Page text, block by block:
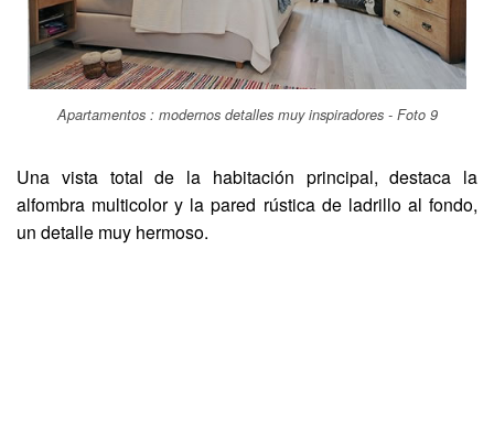
Apartamentos : modernos detalles muy inspiradores - Foto 9
Una vista total de la habitación principal, destaca la
alfombra multicolor y la pared rústica de ladrillo al fondo,
un detalle muy hermoso.